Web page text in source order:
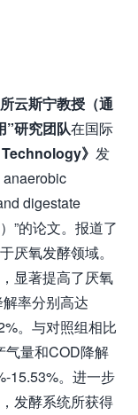
云斯宁教授（通
”研究团队在国际
Technology》 发
anaerobic
digestate
”的论文。报道了
厌氧发酵领域。
显著提高了厌氧
率分别高达
。与对照组相比
气量和COD降解
15.53%。进一步
发酵系统所获得